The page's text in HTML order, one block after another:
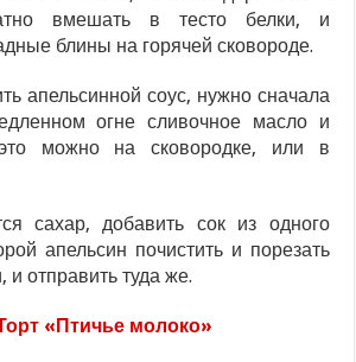
вмешать в тесто белки, и
блины на горячей сковороде.
апельсинной соус, нужно сначала
огне сливочное масло и
можно на сковородке, или в
сахар, добавить сок из одного
апельсин почистить и порезать
и отправить туда же.
«Птичье молоко»